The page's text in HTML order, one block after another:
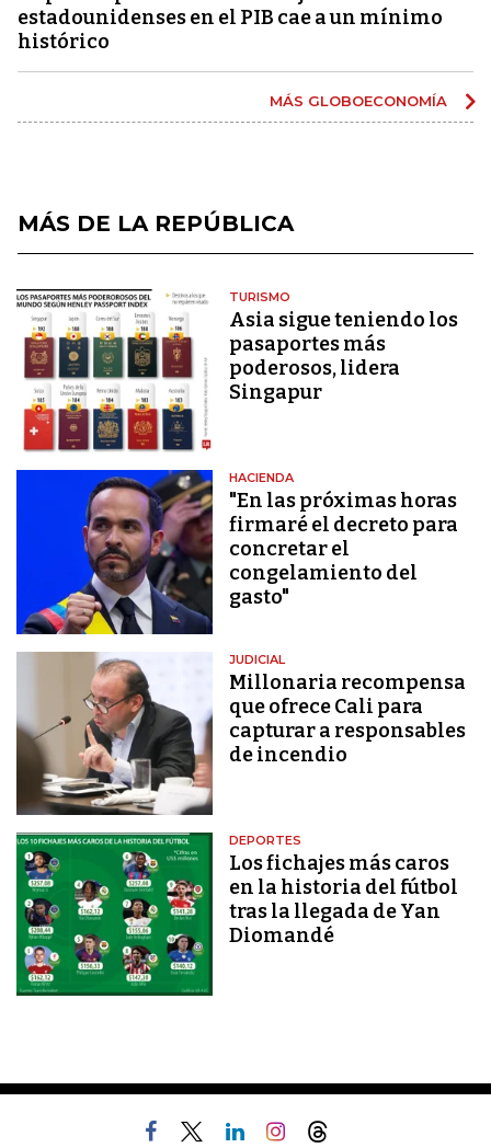
estadounidenses en el PIB cae a un mínimo
histórico
MÁS GLOBOECONOMÍA
MÁS DE LA REPÚBLICA
TURISMO
Asia sigue teniendo los
pasaportes más
poderosos, lidera
Singapur
HACIENDA
"En las próximas horas
firmaré el decreto para
concretar el
congelamiento del
gasto"
JUDICIAL
Millonaria recompensa
que ofrece Cali para
capturar a responsables
de incendio
DEPORTES
Los fichajes más caros
en la historia del fútbol
tras la llegada de Yan
Diomandé